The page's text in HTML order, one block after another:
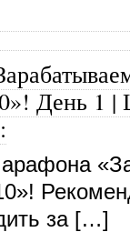
День 1 |
:
за […]